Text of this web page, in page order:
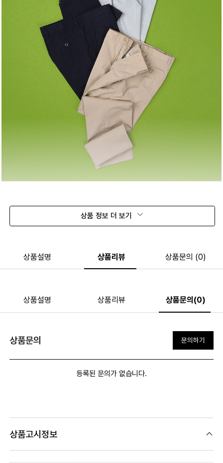
상품 정보 더 보기
상품설명 상품리뷰 상품문의 (0)
상품설명 상품리뷰 상품문의(0)
상품문의 문의하기
등록된 문의가 없습니다.
상품고시정보